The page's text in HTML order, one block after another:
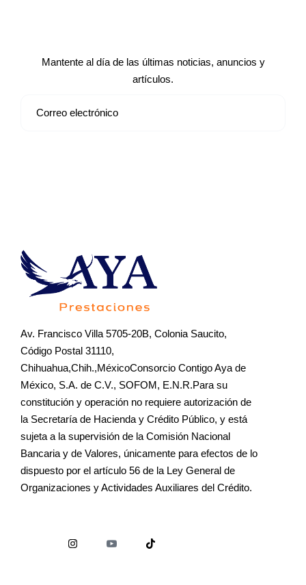
Mantente al día de las últimas noticias, anuncios y
artículos.
Av. Francisco Villa 5705-20B, Colonia Saucito,
Código Postal 31110,
Chihuahua,Chih.,MéxicoConsorcio Contigo Aya de
México, S.A. de C.V., SOFOM, E.N.R.Para su
constitución y operación no requiere autorización de
la Secretaría de Hacienda y Crédito Público, y está
sujeta a la supervisión de la Comisión Nacional
Bancaria y de Valores, únicamente para efectos de lo
dispuesto por el artículo 56 de la Ley General de
Organizaciones y Actividades Auxiliares del Crédito.